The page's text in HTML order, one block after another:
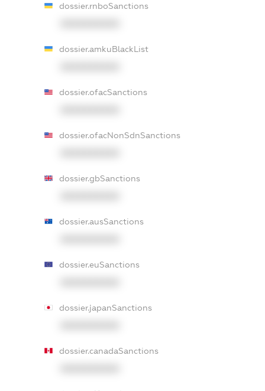
dossier.rnboSanctions
dossier.amkuBlackList
dossier.ofacSanctions
dossier.ofacNonSdnSanctions
dossier.gbSanctions
dossier.ausSanctions
dossier.euSanctions
dossier.japanSanctions
dossier.canadaSanctions